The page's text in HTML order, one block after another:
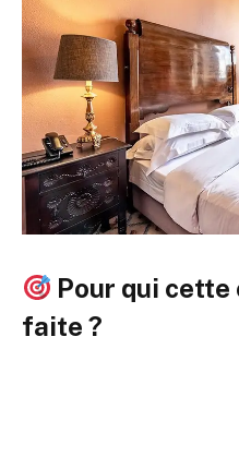
Pour qui
faite ?